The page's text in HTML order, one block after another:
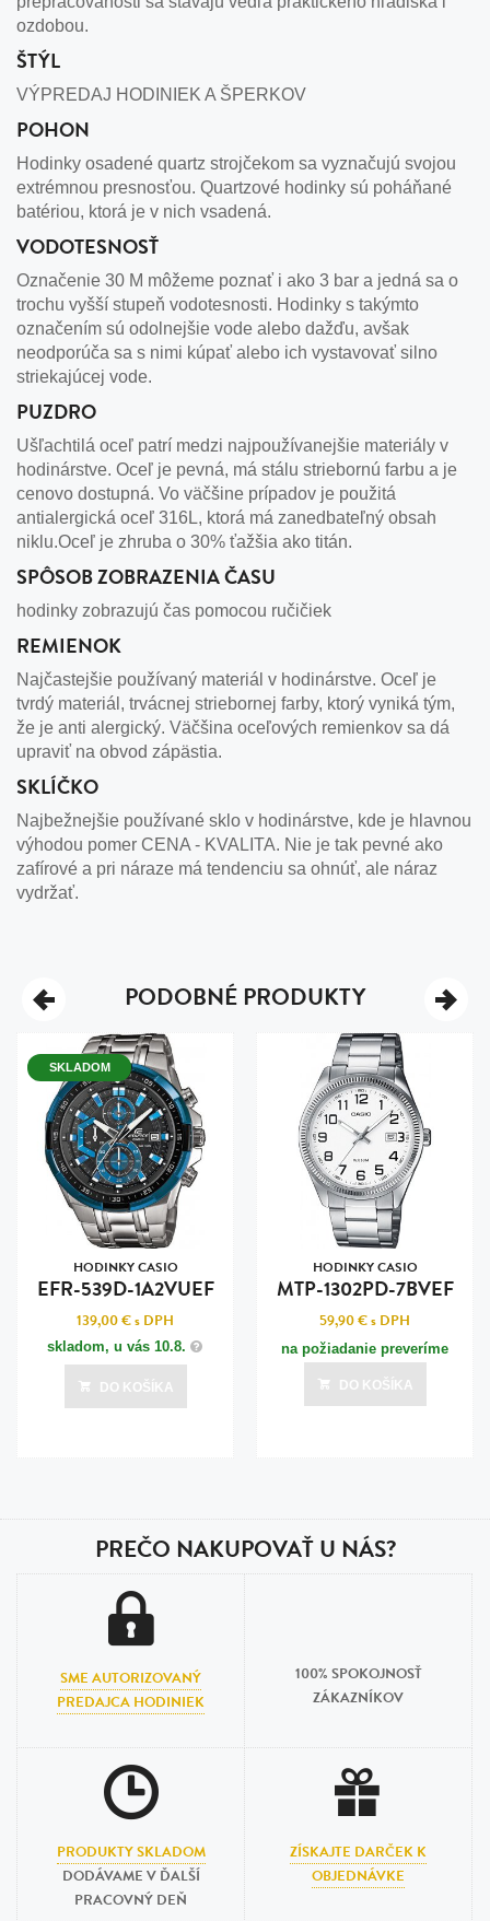
ozdobou.
ŠTÝL
VÝPREDAJ HODINIEK A ŠPERKOV
POHON
Hodinky osadené quartz strojčekom sa vyznačujú svojou
extrémnou presnosťou. Quartzové hodinky sú poháňané
batériou, ktorá je v nich vsadená.
VODOTESNOSŤ
Označenie 30 M môžeme poznať i ako 3 bar a jedná sa o
trochu vyšší stupeň vodotesnosti. Hodinky s takýmto
označením sú odolnejšie vode alebo dažďu, avšak
neodporúča sa s nimi kúpať alebo ich vystavovať silno
striekajúcej vode.
PUZDRO
Ušľachtilá oceľ patrí medzi najpoužívanejšie materiály v
hodinárstve. Oceľ je pevná, má stálu striebornú farbu a je
cenovo dostupná. Vo väčšine prípadov je použitá
antialergická oceľ 316L, ktorá má zanedbateľný obsah
niklu.Oceľ je zhruba o 30% ťažšia ako titán.
SPÔSOB ZOBRAZENIA ČASU
hodinky zobrazujú čas pomocou ručičiek
REMIENOK
Najčastejšie používaný materiál v hodinárstve. Oceľ je
tvrdý materiál, trvácnej striebornej farby, ktorý vyniká tým,
že je anti alergický. Väčšina oceľových remienkov sa dá
upraviť na obvod zápästia.
SKLÍČKO
Najbežnejšie používané sklo v hodinárstve, kde je hlavnou
výhodou pomer CENA - KVALITA. Nie je tak pevné ako
zafírové a pri náraze má tendenciu sa ohnúť, ale náraz
vydržať.
PODOBNÉ PRODUKTY
SKLADOM
HODINKY CASIO
EFR-539D-1A2VUEF
139,00 €s DPH
skladom, u vás 10.8.
DO KOŠÍKA
HODINKY CASIO
MTP-1302PD-7BVEF
59,90 €s DPH
na požiadanie preveríme
DO KOŠÍKA
PREČO NAKUPOVAŤ U NÁS?
SME AUTORIZOVANÝ
PREDAJCA HODINIEK
100% SPOKOJNOSŤ
ZÁKAZNÍKOV
PRODUKTY SKLADOM
DODÁVAME V ĎALŠÍ
PRACOVNÝ DEŇ
ZÍSKAJTE DARČEK K
OBJEDNÁVKE